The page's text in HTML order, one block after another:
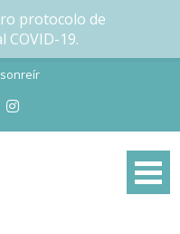
protocolo de
COVID-19.